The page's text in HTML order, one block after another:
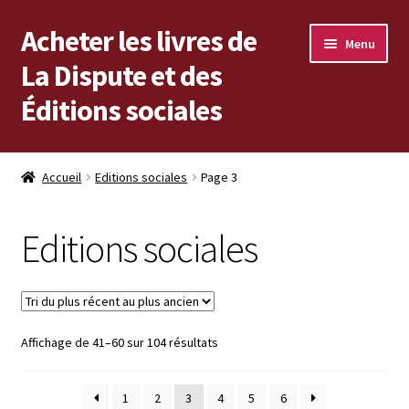
Aller
à
la
navigation
Aller
au
contenu
Acheter les livres de
La Dispute et des
Éditions sociales
Menu
Les livres en vente
Vous cherchez un livre ?
Vers les Éditions sociales
Vers La Dispute
Accueil Editions sociales Page 3
Editions sociales
Affichage de 41–60 sur 104 résultatsTrié
récent
1 2 3 4 5 6